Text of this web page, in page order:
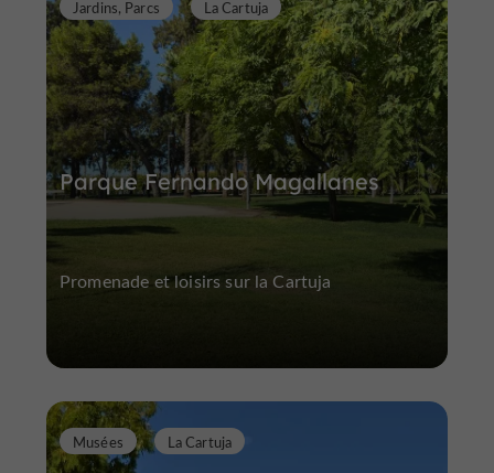
Parque Fernando Magallanes
Jardins, Parcs La Cartuja
Promenade et loisirs sur la Cartuja
Musées La Cartuja